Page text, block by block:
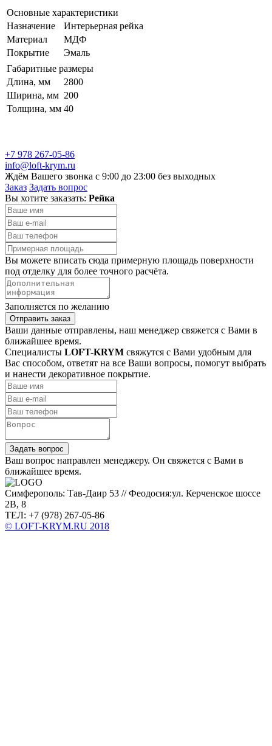
Основные характеристики
Назначение
Интерьерная рейка
Материал
МДФ
Покрытие
Эмаль
Габаритные размеры
Длина, мм
2800
Ширина, мм 200
Толщина, мм 40
+7 978 267-05-86
info@loft-krym.ru
Ждём Вашего звонка с 9:00 до 23:00 без выходных
Заказ Задать вопрос
Вы хотите заказать: Рейка
Вы можете вписать сюда примерную площадь поверхности
под отделку для более точного расчёта.
Заполняется по желанию
Отправить заказ
Ваши данные отправлены, наш менеджер свяжется с Вами в
ближайшее время.
Специалисты LOFT-KRYM свяжутся с Вами удобным для
Вас способом, ответят на все Ваши вопросы, помогут выбрать
и нанести декоративное покрытие.
Задать вопрос
Ваш вопрос направлен менеджеру. Он свяжется с Вами в
ближайшее время.
Симферополь: Тав-Даир 53 // Феодосия:ул. Керченское шоссе
2В, 8
ТЕЛ: +7 (978) 267-05-86
© LOFT-KRYM.RU 2018